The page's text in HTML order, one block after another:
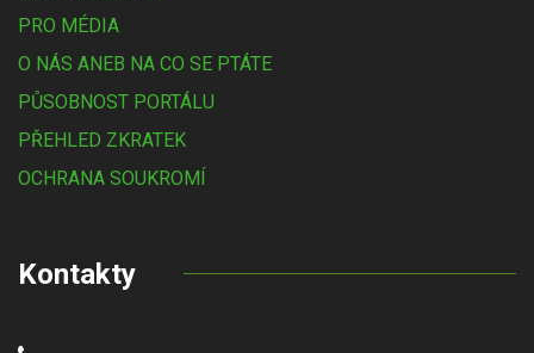
PRO MÉDIA
O NÁS ANEB NA CO SE PTÁTE
PŮSOBNOST PORTÁLU
PŘEHLED ZKRATEK
OCHRANA SOUKROMÍ
Kontakty